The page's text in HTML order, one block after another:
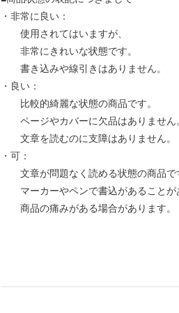
・非常に良い：
使用されてはいますが、
非常にきれいな状態です。
書き込みや線引きはありません。
・良い：
比較的綺麗な状態の商品です。
ページやカバーに欠品はありません
文章を読むのに支障はありません。
・可：
文章が問題なく読める状態の商品で
マーカーやペンで書込があることが
商品の痛みがある場合があります。